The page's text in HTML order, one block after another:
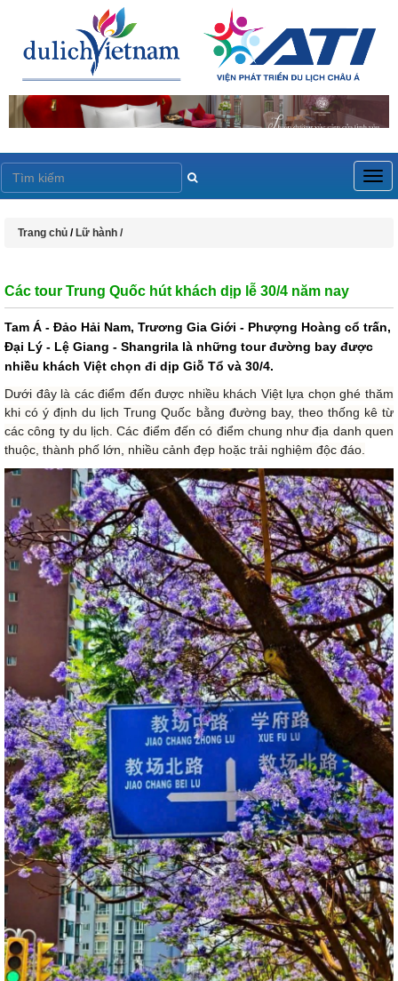
Trang chủ / Lữ hành /
Các tour Trung Quốc hút khách dịp lễ 30/4 năm nay
Tam Á - Đảo Hải Nam, Trương Gia Giới - Phượng Hoàng cổ trấn,
Đại Lý - Lệ Giang - Shangrila là những tour đường bay được
nhiều khách Việt chọn đi dịp Giỗ Tổ và 30/4.
Dưới đây là các điểm đến được nhiều khách Việt lựa chọn ghé thăm
khi có ý định du lịch Trung Quốc bằng đường bay, theo thống kê từ
các công ty du lịch. Các điểm đến có điểm chung như địa danh quen
thuộc, thành phố lớn, nhiều cảnh đẹp hoặc trải nghiệm độc đáo.